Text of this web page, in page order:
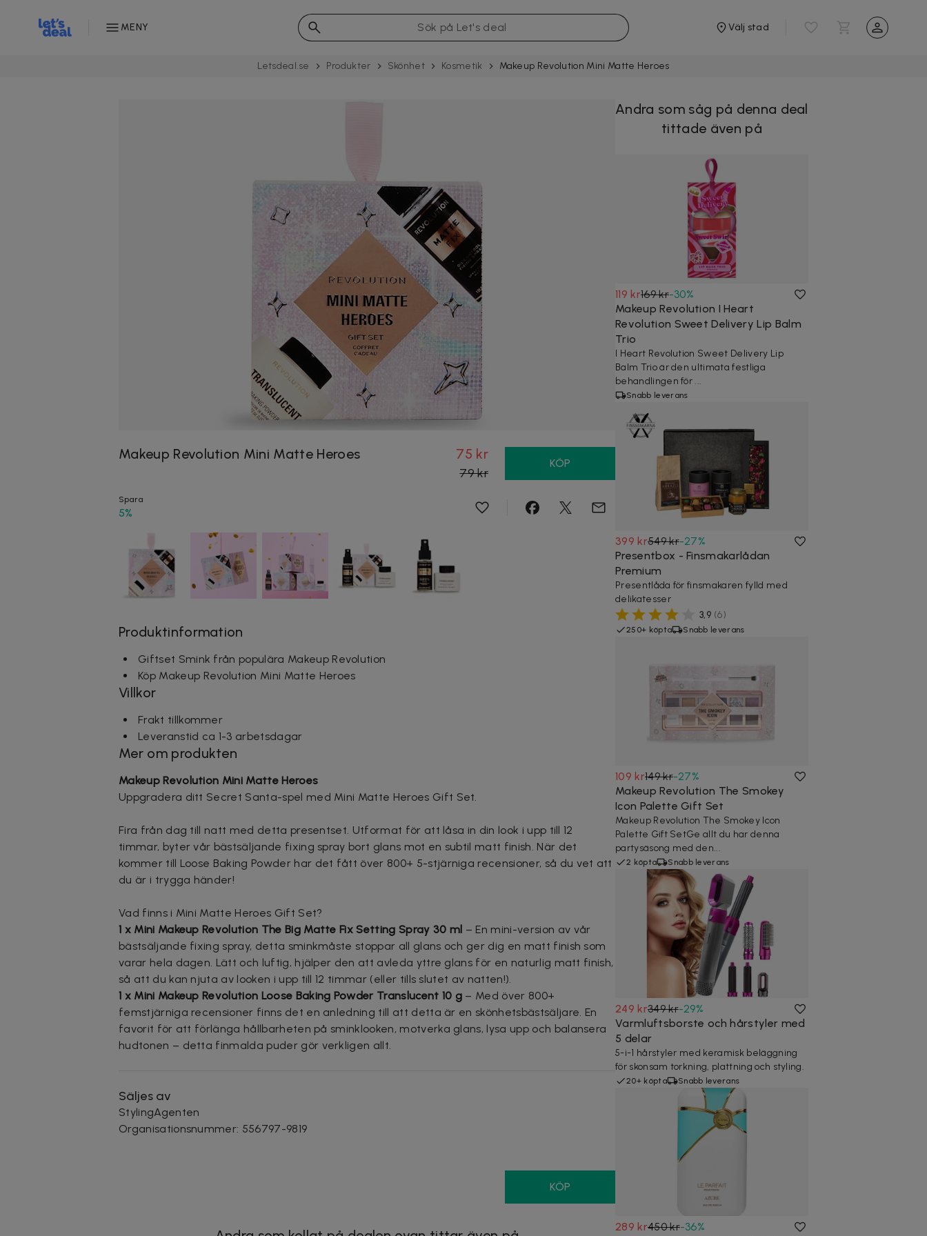
MENY Välj stad
Letsdeal.se Produkter Skönhet Kosmetik Makeup Revolution Mini Matte Heroes
Makeup Revolution Mini Matte Heroes 75 kr
79 kr
KÖP
Spara
5%
Produktinformation
Giftset Smink från populära Makeup Revolution
Köp Makeup Revolution Mini Matte Heroes
Villkor
Frakt tillkommer
Leveranstid ca 1-3 arbetsdagar
Mer om produkten
Makeup Revolution Mini Matte Heroes
Uppgradera ditt Secret Santa-spel med Mini Matte Heroes Gift Set.
Fira från dag till natt med detta presentset. Utformat för att låsa in din look i upp till 12
timmar, byter vår bästsäljande fixing spray bort glans mot en subtil matt finish. När det
kommer till Loose Baking Powder har det fått över 800+ 5-stjärniga recensioner, så du vet att
du är i trygga händer!
Vad finns i Mini Matte Heroes Gift Set?
1 x Mini Makeup Revolution The Big Matte Fix Setting Spray 30 ml – En mini-version av vår
bästsäljande fixing spray, detta sminkmåste stoppar all glans och ger dig en matt finish som
varar hela dagen. Lätt och luftig, hjälper den att avleda yttre glans för en naturlig matt finish,
så att du kan njuta av looken i upp till 12 timmar (eller tills slutet av natten!).
1 x Mini Makeup Revolution Loose Baking Powder Translucent 10 g – Med över 800+
femstjärniga recensioner finns det en anledning till att detta är en skönhetsbästsäljare. En
favorit för att förlänga hållbarheten på sminklooken, motverka glans, lysa upp och balansera
hudtonen – detta finmalda puder gör verkligen allt.
Säljes av
StylingAgenten
Organisationsnummer: 556797-9819
KÖP
Andra som såg på denna deal
tittade även på
119 kr169 kr-30%
Makeup Revolution I Heart
Revolution Sweet Delivery Lip Balm
Trio
I Heart Revolution Sweet Delivery Lip
Balm Trio är den ultimata festliga
behandlingen för ...
Snabb leverans
399 kr549 kr-27%
Presentbox - Finsmakarlådan
Premium
Presentlåda för finsmakaren fylld med
delikatesser
3,9 (6)
250+ köpta Snabb leverans
109 kr149 kr-27%
Makeup Revolution The Smokey
Icon Palette Gift Set
Makeup Revolution The Smokey Icon
Palette Gift SetGe allt du har denna
partysäsong med den...
2 köpta Snabb leverans
249 kr349 kr-29%
Varmluftsborste och hårstyler med
5 delar
5-i-1 hårstyler med keramisk beläggning
för skonsam torkning, plattning och styling.
20+ köpta Snabb leverans
289 kr450 kr-36%